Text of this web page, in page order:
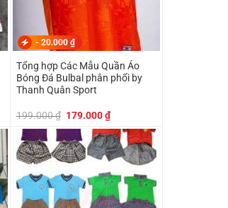
- 20.000 ₫
Tổng hợp Các Mẫu Quần Áo
Bóng Đá Bulbal phân phối by
Thanh Quân Sport
199.000₫ Giá
199.000 ₫.
179.000₫Giá
hiện
tại
là:
179.000 ₫.